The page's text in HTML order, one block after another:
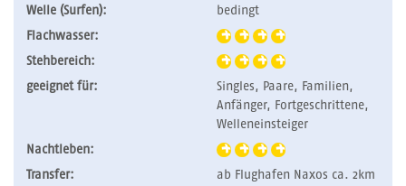
Welle (Surfen):
bedingt
Flachwasser:
Stehbereich:
geeignet für:
Singles, Paare, Familien,
Anfänger, Fortgeschrittene,
Welleneinsteiger
Nachtleben:
Transfer:
ab Flughafen Naxos ca. 2km